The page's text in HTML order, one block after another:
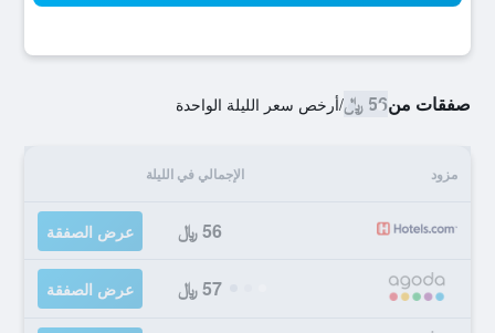
صفقات من56 ﷼ /أرخص سعر الليلة الواحدة
مزود الإجمالي في الليلة
56 ﷼ عرض الصفقة
57 ﷼ عرض الصفقة